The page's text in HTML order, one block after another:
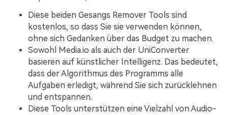
Diese beiden Gesangs Remover Tools sind
kostenlos, so dass Sie sie verwenden können,
ohne sich Gedanken über das Budget zu machen.
Sowohl Media.io als auch der UniConverter
basieren auf künstlicher Intelligenz. Das bedeutet,
dass der Algorithmus des Programms alle
Aufgaben erledigt, während Sie sich zurücklehnen
und entspannen.
Diese Tools unterstützen eine Vielzahl von Audio-